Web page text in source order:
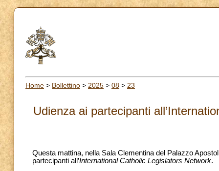
Home > Bollettino > 2025 > 08 > 23
Udienza ai partecipanti
Questa mattina, nella Sala Clementina del Palazzo
partecipanti all’International Catholic Legislators Network.